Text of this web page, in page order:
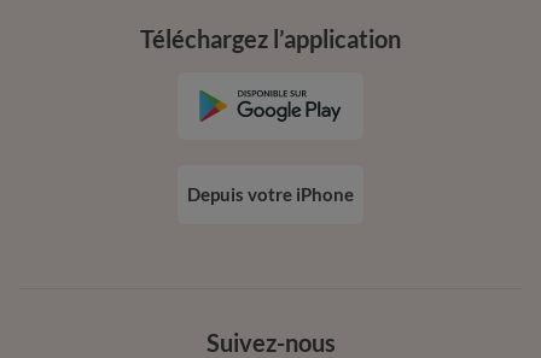
Suivez-nous
Téléchargez l’application
Depuis votre iPhone